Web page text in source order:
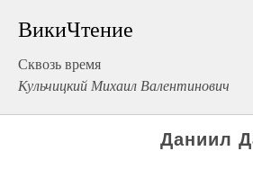
ВикиЧтение
Сквозь время
Кульчицкий Михаил Валентинович
Даниил